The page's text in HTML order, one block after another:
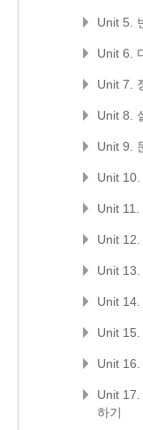
Unit 5.
Unit 6.
Unit 7.
Unit 8.
Unit 9.
Unit 10.
Unit
Unit 12.
Unit
Unit
Unit 15.
Unit
Unit
하기